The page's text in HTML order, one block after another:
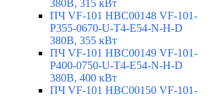
380В, 315 кВт
ПЧ VF-101 HBC00148 VF-101-
P355-0670-U-T4-E54-N-H-D
380В, 355 кВт
ПЧ VF-101 HBC00149 VF-101-
P400-0750-U-T4-E54-N-H-D
380В, 400 кВт
ПЧ VF-101 HBC00150 VF-101-